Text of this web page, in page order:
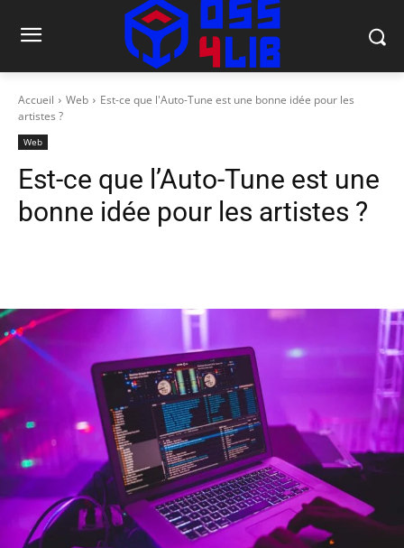
Accueil Web
Est-ce que l'Auto-Tune est une bonne idée pour les
artistes ?
Web
Est-ce que l’Auto-Tune est une
bonne idée pour les artistes ?